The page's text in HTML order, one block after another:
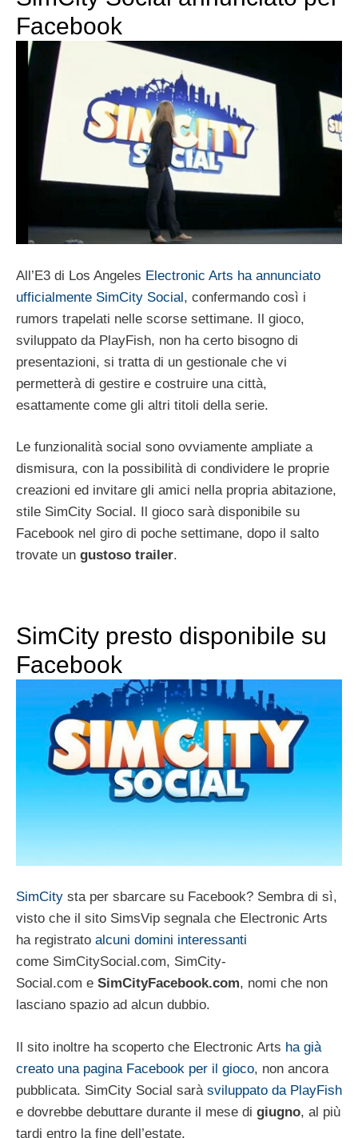
Facebook
All’E3 di Los Angeles Electronic Arts ha annunciato
ufficialmente SimCity Social, confermando così i
rumors trapelati nelle scorse settimane. Il gioco,
sviluppato da PlayFish, non ha certo bisogno di
presentazioni, si tratta di un gestionale che vi
permetterà di gestire e costruire una città,
esattamente come gli altri titoli della serie.
Le funzionalità social sono ovviamente ampliate a
dismisura, con la possibilità di condividere le proprie
creazioni ed invitare gli amici nella propria abitazione,
stile SimCity Social. Il gioco sarà disponibile su
Facebook nel giro di poche settimane, dopo il salto
trovate un gustoso trailer.
SimCity presto disponibile su
Facebook
SimCity sta per sbarcare su Facebook? Sembra di sì,
visto che il sito SimsVip segnala che Electronic Arts
ha registrato alcuni domini interessanti
come SimCitySocial.com, SimCity-
Social.com e SimCityFacebook.com, nomi che non
lasciano spazio ad alcun dubbio.
Il sito inoltre ha scoperto che Electronic Arts ha già
creato una pagina Facebook per il gioco, non ancora
pubblicata. SimCity Social sarà sviluppato da PlayFish
e dovrebbe debuttare durante il mese di giugno, al più
tardi entro la fine dell’estate.